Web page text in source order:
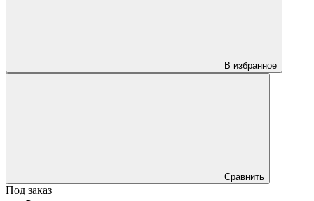
В избранное
Сравнить
Под заказ